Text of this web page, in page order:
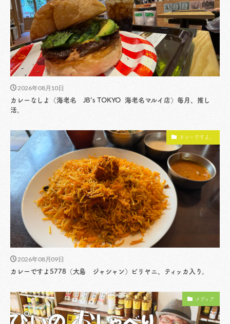
2026年08月10日
カレーなしよ（海老名 JB’s TOKYO 海老名マルイ店）毎月、推し
活。
カレーですよ。
2026年08月09日
カレーですよ5778（大島 ジャシャン）ビリヤニ、ティッカ入り。
メディア